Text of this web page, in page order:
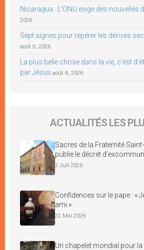
Nicaragua : L’ONU exige des nouvelles
2026
Sept signes pour repérer les dérives
août 6, 2026
La plus belle chose dans la vie, c’est
par Jésus août 6, 2026
ACTUALITÉS LES
Sacres de la Fraternité
publie le décret
2 Juil 2026
Confidences sur le pape : «
ami »
22 Mai 2026
Un chapelet mondial pour la